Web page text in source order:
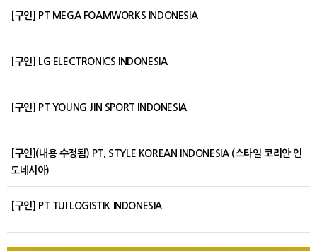
[구인] PT MEGA FOAMWORKS INDONESIA
[구인] LG ELECTRONICS INDONESIA
[구인] PT YOUNG JIN SPORT INDONESIA
[구인](내용 수정됨) PT. STYLE KOREAN INDONESIA (스타일 코리안 인
도네시아)
[구인] PT TUI LOGISTIK INDONESIA